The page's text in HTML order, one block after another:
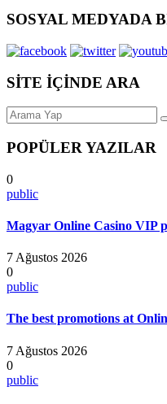
SOSYAL MEDYADA
SİTE İÇİNDE ARA
POPÜLER YAZILAR
0
public
Magyar Online Casino VIP
7 Ağustos 2026
0
public
The best promotions at
7 Ağustos 2026
0
public